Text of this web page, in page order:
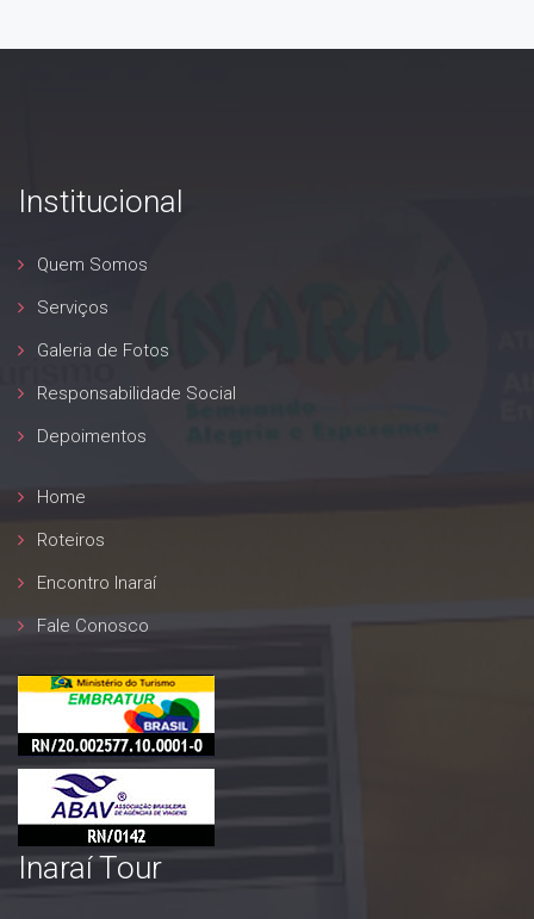
REVEILLON EM LISBOA – PORTUGAL
11º FESTIVAL INARAÍ DE TURISMO SÊNIOR
19 A 23/03/2027
25 A 29/03/2027
POÇOS DE CALDAS / MG
09 A 13/04/2027
Institucional
Quem Somos
Serviços
Galeria de Fotos
Responsabilidade Social
Depoimentos
Home
Roteiros
Encontro Inaraí
Fale Conosco
Inaraí Tour